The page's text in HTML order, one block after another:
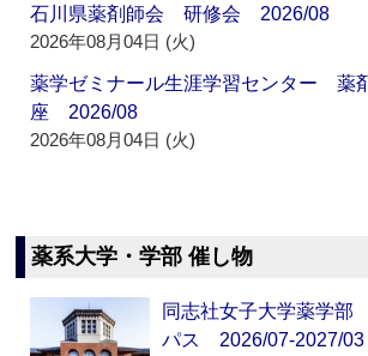
石川県薬剤師会 研修会 2026/08
2026年08月04日 (火)
薬学ゼミナール生涯学習センター 薬
座 2026/08
2026年08月04日 (火)
薬系大学・学部 催し物
同志社女子大学薬学
パス 2026/07-2027/03